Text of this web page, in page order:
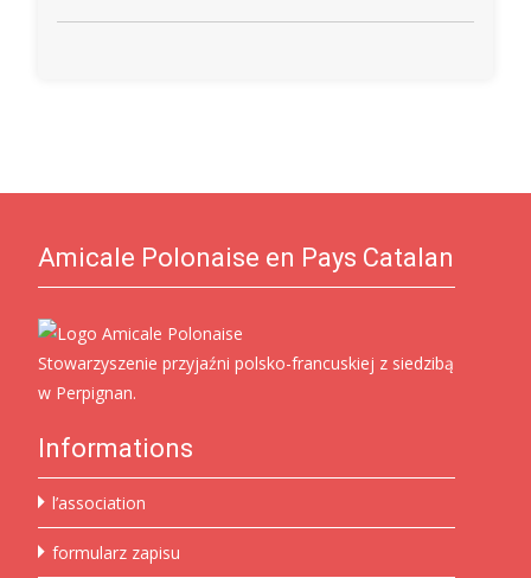
Amicale Polonaise en Pays Catalan
Stowarzyszenie przyjaźni polsko-francuskiej z siedzibą
w Perpignan.
Informations
l’association
formularz zapisu